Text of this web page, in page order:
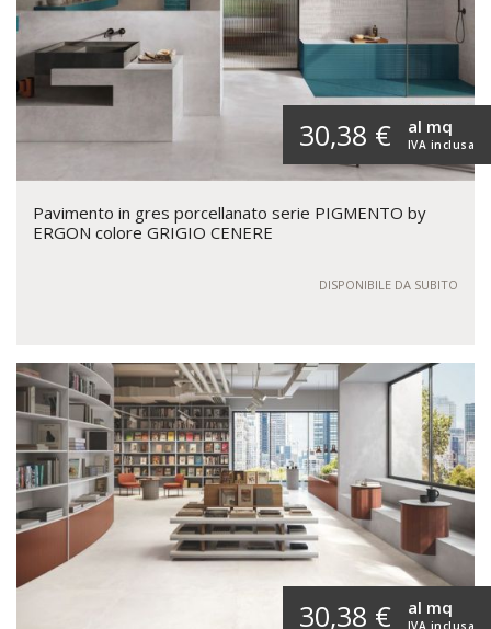
30,38 € IVA inclusa
al mq
Pavimento in gres porcellanato serie PIGMENTO by
ERGON colore GRIGIO CENERE
DISPONIBILE DA SUBITO
30,38 € IVA inclusa
al mq